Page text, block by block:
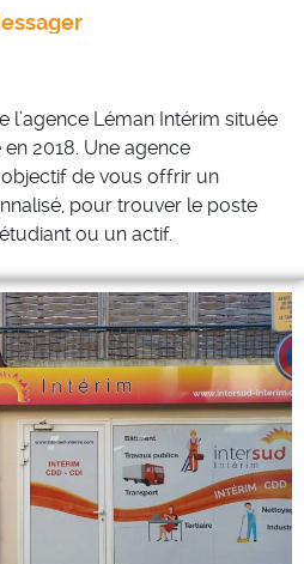
l’agence Léman Intérim située
2018. Une agence
de vous offrir un
pour trouver le poste
ou un actif.